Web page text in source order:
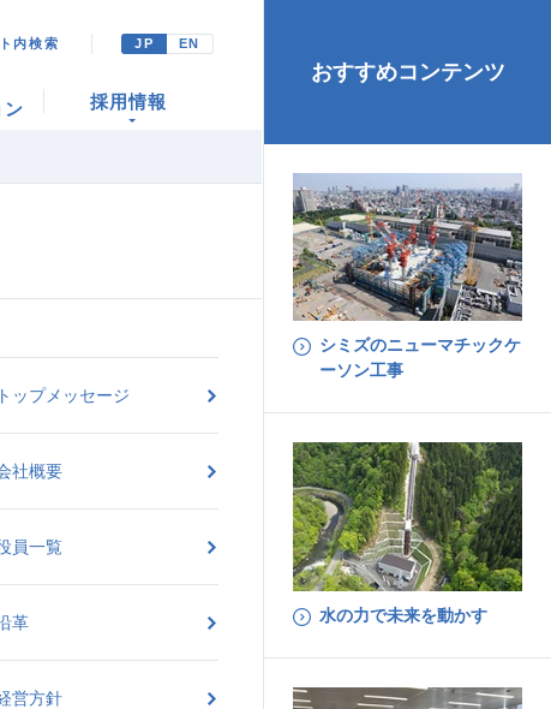
内検索 JP EN
ン
採用情報
トップメッセージ
社概要
員一覧
革
営方針
おすすめコンテンツ
シミズのニューマチックケ
ーソン工事
水の力で未来を動かす